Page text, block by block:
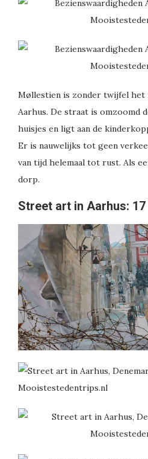
Møllestien is zonder twijfel het
Aarhus. De straat is omzoomd
huisjes en ligt aan de
Er is nauwelijks tot geen
van tijd helemaal tot rust. Als
dorp.
Street art in Aarhus: 17